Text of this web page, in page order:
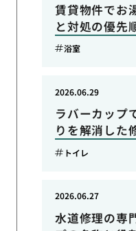
賃貸物件でお
と対処の優先
浴室
ラバーカップ
りを解消した
2026.06.29
トイレ
水道修理の専
2026.06.27